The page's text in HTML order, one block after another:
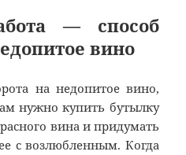
— способ
вино
на недопитое вино,
нужно купить бутылку
вина и придумать
с возлюбленным. Когда